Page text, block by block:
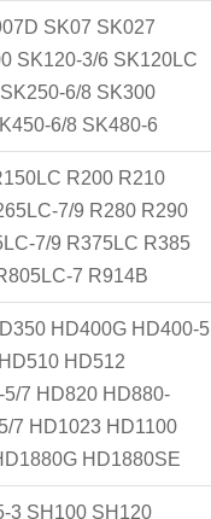
SK07 SK027
SK120-3/6 SK120LC
6/8 SK300
6/8 SK480-6
R200 R210
7/9 R280 R290
7/9 R375LC R385
7 R914B
HD400G HD400-5
HD512
7 HD820 HD880-
7 HD1023 HD1100
HD1880SE
3 SH100 SH120